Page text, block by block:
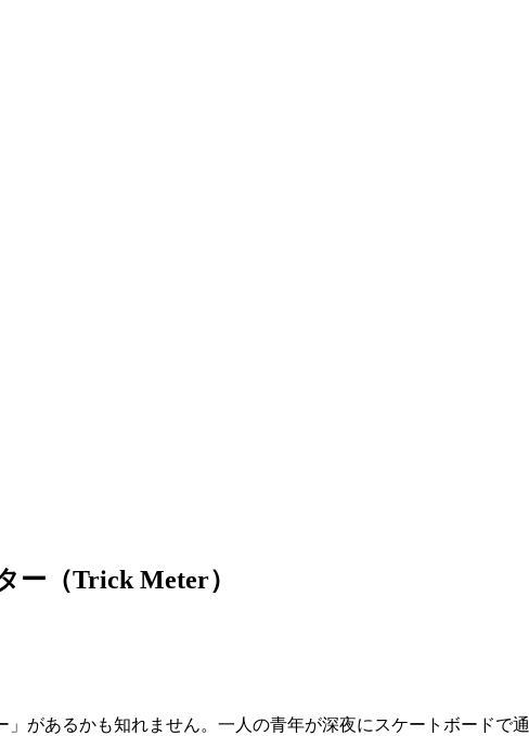
ー（Trick Meter）
があるかも知れません。一人の青年が深夜にスケートボードで通